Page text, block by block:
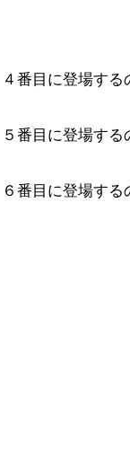
４番目に登場する
５番目に登場する
６番目に登場す